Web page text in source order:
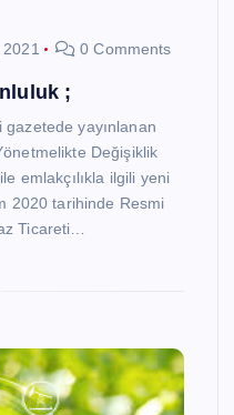
0 Comments
;
yayınlanan
Değişiklik
emlakçılıkla ilgili yeni
2020 tarihinde Resmi
Ticareti…